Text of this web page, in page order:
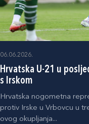
06.06.2026.
Hrvatska U-21 u
s Irskom
Hrvatska nogometna
protiv Irske u Vrbovcu u
ovog okupljanja...